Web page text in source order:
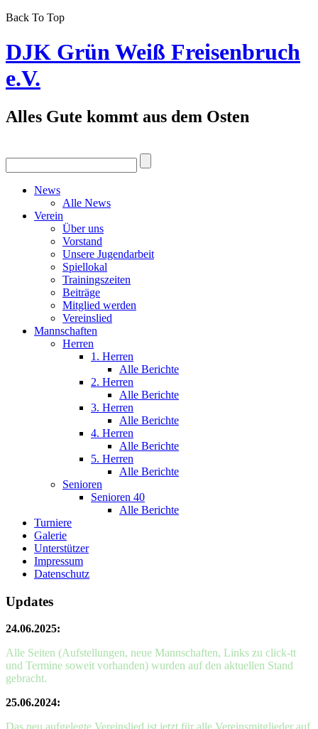
Back To Top
DJK Grün Weiß Freisenbruch
e.V.
Alles Gute kommt aus dem Osten
News
Alle News
Verein
Über uns
Vorstand
Unsere Jugendarbeit
Spiellokal
Trainingszeiten
Beiträge
Mitglied werden
Vereinslied
Mannschaften
Herren
1. Herren
Alle Berichte
2. Herren
Alle Berichte
3. Herren
Alle Berichte
4. Herren
Alle Berichte
5. Herren
Alle Berichte
Senioren
Senioren 40
Alle Berichte
Turniere
Galerie
Unterstützer
Impressum
Datenschutz
Updates
24.06.2025:
Alle Seiten (Aufstellungen, neue Mannschaften, Links zu click-tt
und Termine soweit vorhanden) wurden auf den aktuellen Stand
gebracht.
25.06.2024: